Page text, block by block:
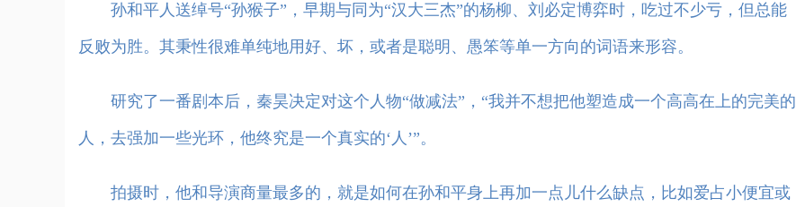
孙和平人送绰号“孙猴子”，早期与同为“汉大三杰”的杨柳、刘必定博弈时，吃过不少亏，但总能
反败为胜。其秉性很难单纯地用好、坏，或者是聪明、愚笨等单一方向的词语来形容。
研究了一番剧本后，秦昊决定对这个人物“做减法”，“我并不想把他塑造成一个高高在上的完美的
人，去强加一些光环，他终究是一个真实的‘人’”。
拍摄时，他和导演商量最多的，就是如何在孙和平身上再加一点儿什么缺点，比如爱占小便宜或